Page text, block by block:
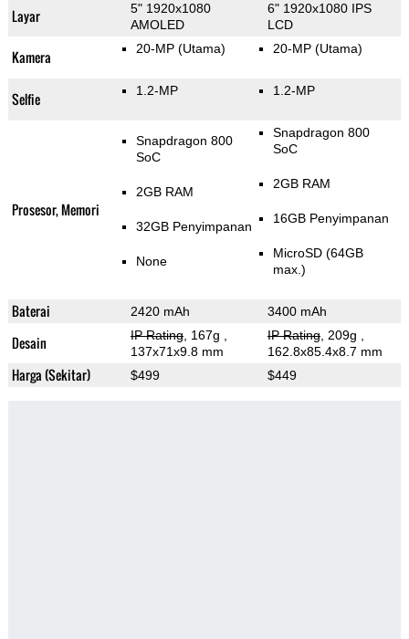
Layar
5" 1920x1080
AMOLED
6" 1920x1080 IPS
LCD
Kamera 20-MP (Utama) 20-MP (Utama)
Selfie 1.2-MP 1.2-MP
Prosesor, Memori
Snapdragon 800
SoC
2GB RAM
32GB Penyimpanan
None
Snapdragon 800
SoC
2GB RAM
16GB Penyimpanan
MicroSD (64GB
max.)
Baterai 2420 mAh 3400 mAh
Desain IP Rating, 167g
137x71x9.8 mm
IP Rating, 209g
162.8x85.4x8.7 mm
Harga (Sekitar) $499 $449